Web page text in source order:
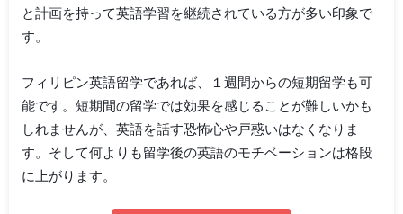
と計画を持って英語学習を継続されている方が多い印象で
す。
フィリピン英語留学であれば、１週間からの短期留学も可
能です。短期間の留学では効果を感じることが難しいかも
しれませんが、英語を話す恐怖心や戸惑いはなくなりま
す。そして何よりも留学後の英語のモチベーションは格段
に上がります。